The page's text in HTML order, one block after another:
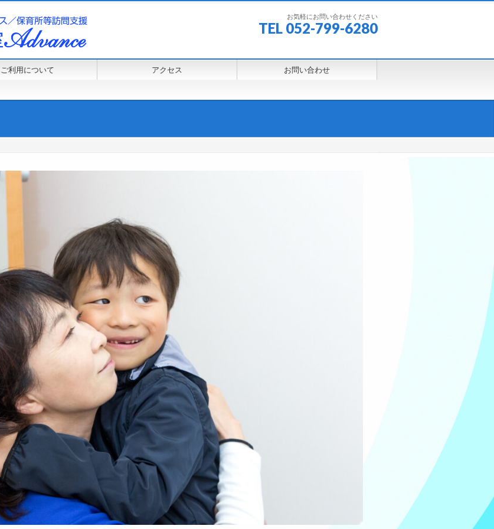
お気軽にお問い合わせください
TEL 052-799-6280
ご利用について アクセス お問い合わせ